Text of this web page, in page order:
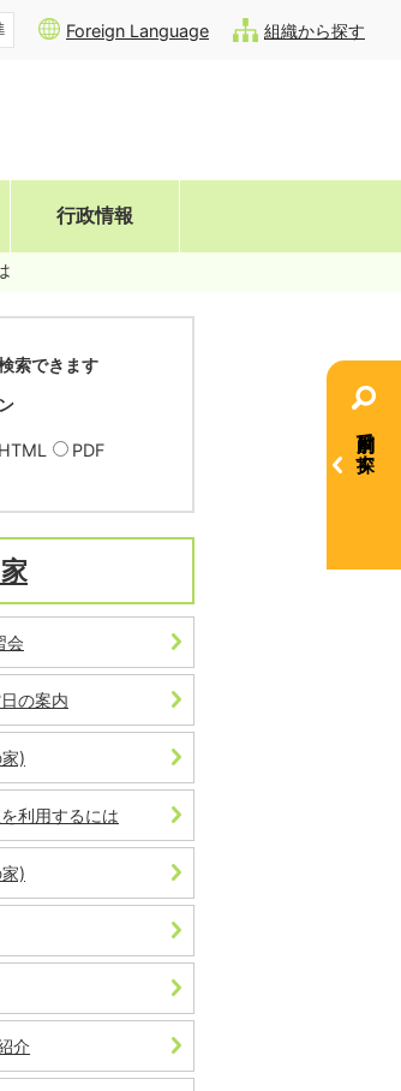
Foreign Language 組織から探す
行政情報
目的別で探す
索できます
HTML PDF
会
の案内
)
利用するには
)
介